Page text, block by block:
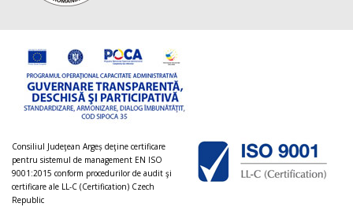
Consiliul Judeţean Argeș deţine certificare
pentru sistemul de management EN ISO
9001:2015 conform procedurilor de audit şi
certificare ale LL-C (Certification) Czech
Republic